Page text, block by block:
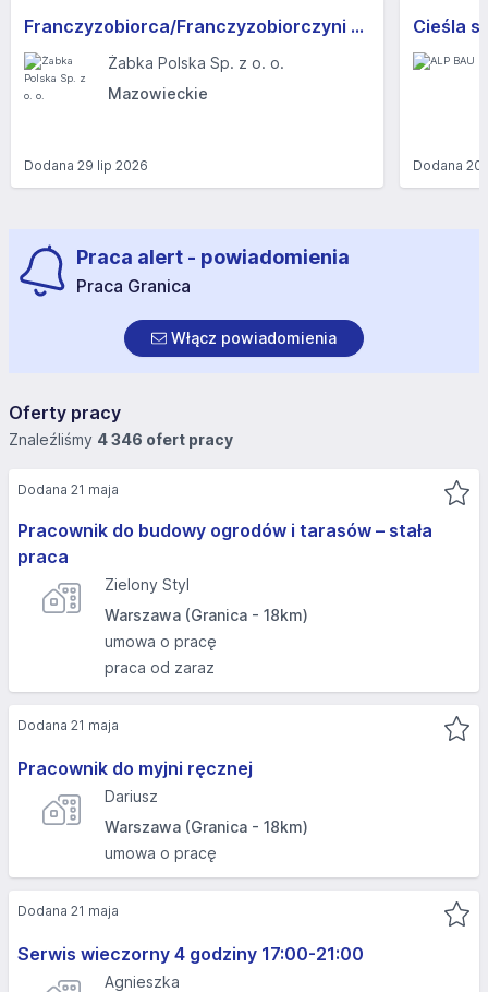
Franczyzobiorca/Franczyzobiorczyni sklepu Żabka
Żabka Polska Sp. z o. o.
Mazowieckie
Dodana 29 lip 2026
Cieśla
Dodana20
Praca alert - powiadomienia
Praca Granica
Włącz powiadomienia
Oferty pracy
Znaleźliśmy 4 346 ofert pracy
Pracownik do budowy ogrodów i tarasów – stała
praca
Zielony Styl
Warszawa (Granica - 18km)
umowa o pracę
praca od zaraz
Dodana 21 maja
Pracownik do myjni ręcznej
Dariusz
Warszawa (Granica - 18km)
umowa o pracę
Dodana 21 maja
Serwis wieczorny 4 godziny 17:00-21:00
Agnieszka
Dodana 21 maja